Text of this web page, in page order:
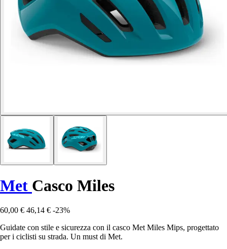
Met Casco Miles
60,00 € 46,14 € -23%
Guidate con stile e sicurezza con il casco Met Miles Mips, progettato
per i ciclisti su strada. Un must di Met.